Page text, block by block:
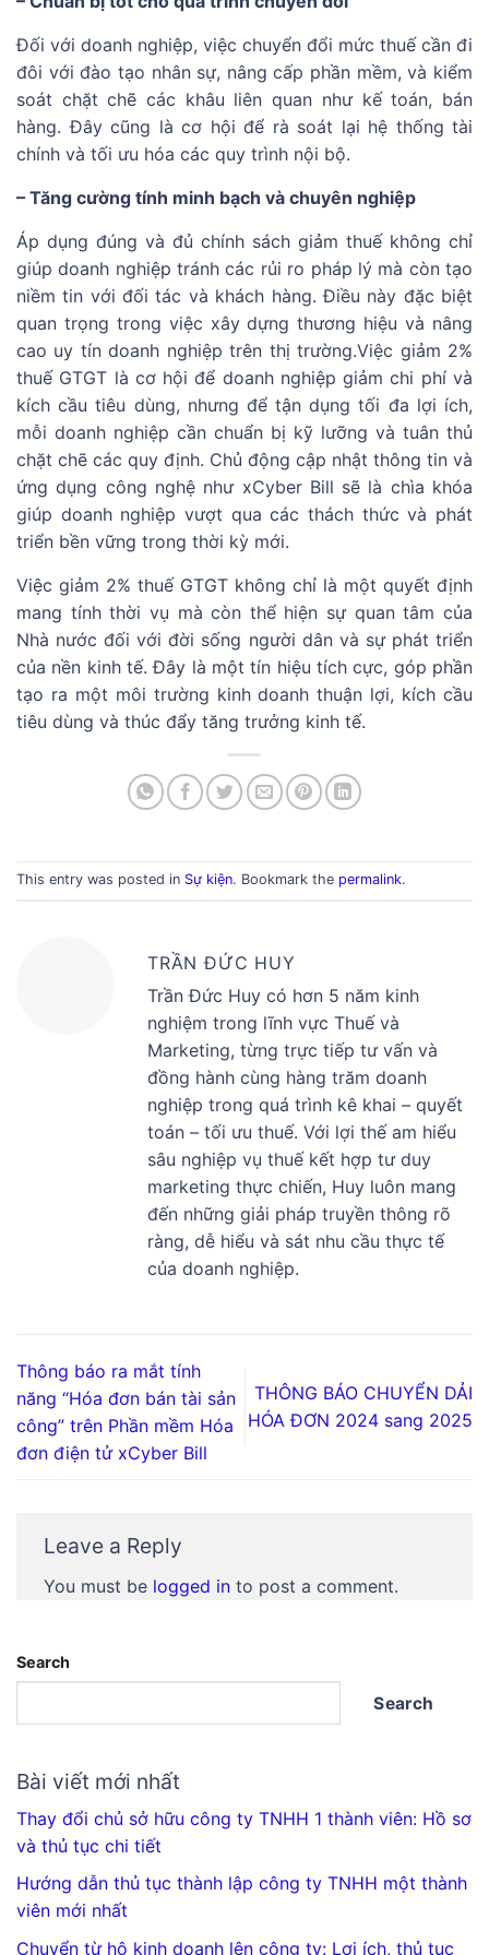
Đối với doanh nghiệp, việc chuyển đổi mức thuế cần đi
đôi với đào tạo nhân sự, nâng cấp phần mềm, và kiểm
soát chặt chẽ các khâu liên quan như kế toán, bán
hàng. Đây cũng là cơ hội để rà soát lại hệ thống tài
chính và tối ưu hóa các quy trình nội bộ.
– Tăng cường tính minh bạch và chuyên nghiệp
Áp dụng đúng và đủ chính sách giảm thuế không chỉ
giúp doanh nghiệp tránh các rủi ro pháp lý mà còn tạo
niềm tin với đối tác và khách hàng. Điều này đặc biệt
quan trọng trong việc xây dựng thương hiệu và nâng
cao uy tín doanh nghiệp trên thị trường.Việc giảm 2%
thuế GTGT là cơ hội để doanh nghiệp giảm chi phí và
kích cầu tiêu dùng, nhưng để tận dụng tối đa lợi ích,
mỗi doanh nghiệp cần chuẩn bị kỹ lưỡng và tuân thủ
chặt chẽ các quy định. Chủ động cập nhật thông tin và
ứng dụng công nghệ như xCyber Bill sẽ là chìa khóa
giúp doanh nghiệp vượt qua các thách thức và phát
triển bền vững trong thời kỳ mới.
Việc giảm 2% thuế GTGT không chỉ là một quyết định
mang tính thời vụ mà còn thể hiện sự quan tâm của
Nhà nước đối với đời sống người dân và sự phát triển
của nền kinh tế. Đây là một tín hiệu tích cực, góp phần
tạo ra một môi trường kinh doanh thuận lợi, kích cầu
tiêu dùng và thúc đẩy tăng trưởng kinh tế.
This entry was posted in Sự kiện. Bookmark the permalink.
TRẦN ĐỨC HUY
Trần Đức Huy có hơn 5 năm kinh
nghiệm trong lĩnh vực Thuế và
Marketing, từng trực tiếp tư vấn và
đồng hành cùng hàng trăm doanh
nghiệp trong quá trình kê khai – quyết
toán – tối ưu thuế. Với lợi thế am hiểu
sâu nghiệp vụ thuế kết hợp tư duy
marketing thực chiến, Huy luôn mang
đến những giải pháp truyền thông rõ
ràng, dễ hiểu và sát nhu cầu thực tế
của doanh nghiệp.
Thông báo ra mắt tính
năng “Hóa đơn bán tài sản
công” trên Phần mềm Hóa
đơn điện tử xCyber Bill
THÔNG BÁO CHUYỂN DẢI
HÓA ĐƠN 2024 sang 2025
Leave a Reply
You must be logged in to post a comment.
Search
Search
Bài viết mới nhất
Thay đổi chủ sở hữu công ty TNHH 1 thành viên: Hồ sơ
và thủ tục chi tiết
Hướng dẫn thủ tục thành lập công ty TNHH một thành
viên mới nhất
Chuyển từ hộ kinh doanh lên công ty: Lợi ích, thủ tục